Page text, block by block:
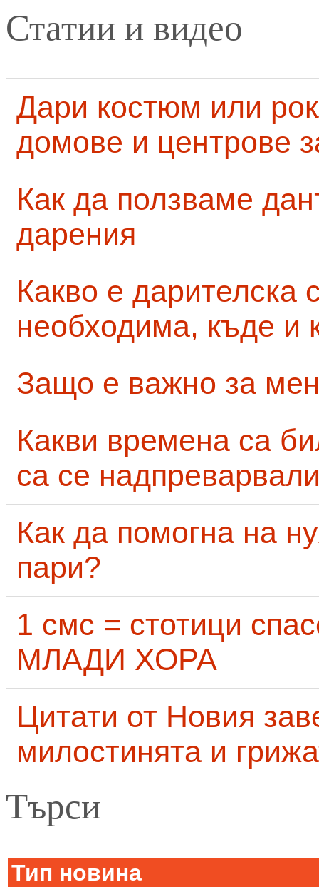
Статии и видео
Дари костюм или
домове и центрове
Как да ползваме
дарения
Какво е дарителска
необходима, къде и
Защо е важно за
Какви времена са
са се
Как да помогна на
пари?
1 смс = стотици
МЛАДИ ХОРА
Цитати от Новия
милостинята и
Търси
Тип новина